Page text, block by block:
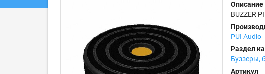
Описание
BUZZER
PUI Audio
Раздел
Буззеры,
Артикул